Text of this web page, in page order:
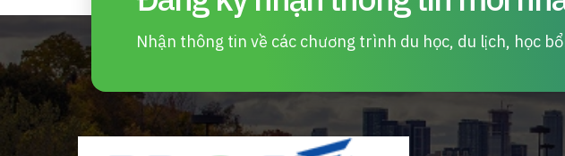
Nhận thông tin về các chương trình du học, du lịch, học